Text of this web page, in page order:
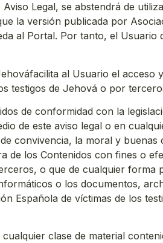
Legal, se abstendrá de
la versión publicada por
al Portal. Por tanto, el Usuario
al Usuario el acceso
testigos de Jehová o por
de conformidad con la
de este aviso legal o en
convivencia, la moral y buenas
de los Contenidos con fines o
o que de cualquier forma
o los documentos,
Española de víctimas de los
clase de material